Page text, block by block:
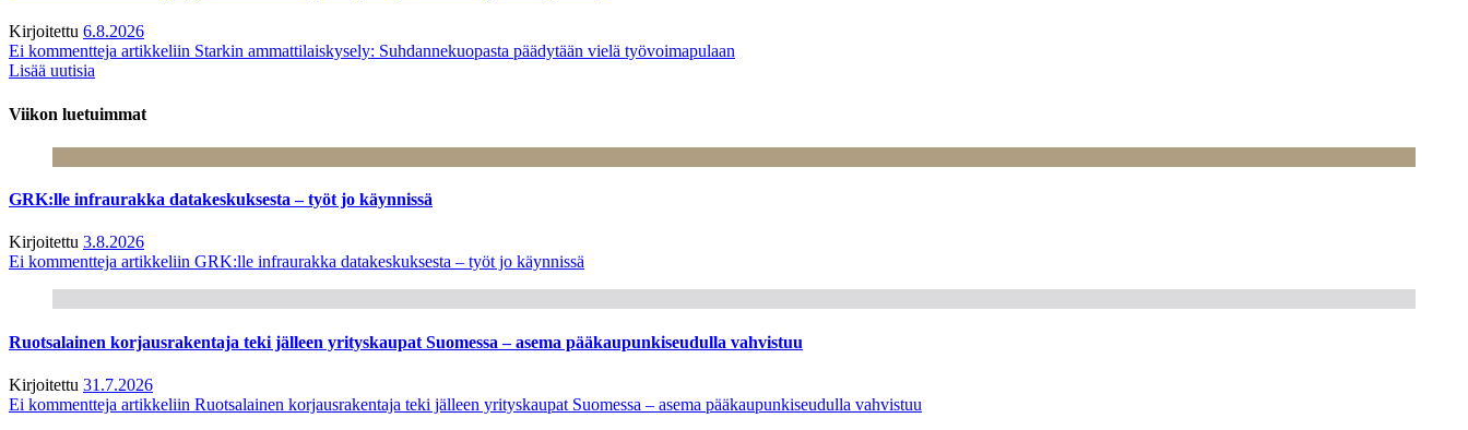
Kirjoitettu 6.8.2026
Ei kommentteja artikkeliin Starkin ammattilaiskysely: Suhdannekuopasta päädytään vielä työvoimapulaan
Lisää uutisia
Viikon luetuimmat
GRK:lle infraurakka datakeskuksesta – työt jo käynnissä
Kirjoitettu 3.8.2026
Ei kommentteja artikkeliin GRK:lle infraurakka datakeskuksesta – työt jo käynnissä
Ruotsalainen korjausrakentaja teki jälleen yrityskaupat Suomessa – asema pääkaupunkiseudulla vahvistuu
Kirjoitettu 31.7.2026
Ei kommentteja artikkeliin Ruotsalainen korjausrakentaja teki jälleen yrityskaupat Suomessa – asema pääkaupunkiseudulla vahvistuu